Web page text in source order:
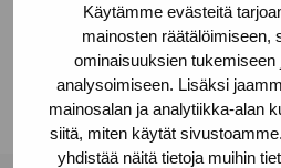
Käytämme evästeitä
mainosten räätälöimiseen,
ominaisuuksien
analysoimiseen. Lisäksi
mainosalan ja analytiikka-alan
siitä, miten käytät
yhdistää näitä tietoja muihin
Facebook
Linkedin